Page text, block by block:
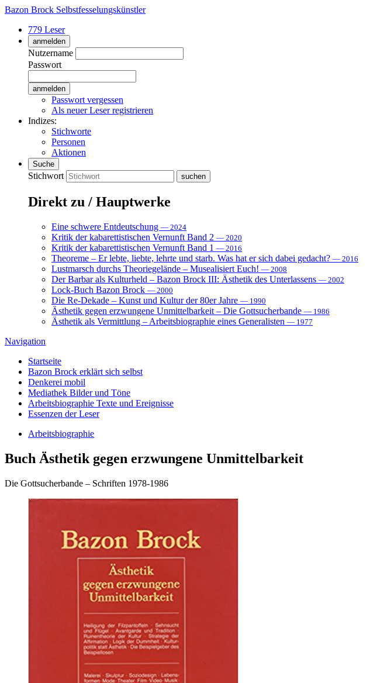
Bazon Brock Selbstfesselungskünstler
779 Leser
anmelden
Nutzername
Passwort
Passwort vergessen
Als neuer Leser registrieren
Indizes:
Stichworte
Personen
Aktionen
Suche
Stichwort
Direkt zu / Hauptwerke
Eine schwere Entdeutschung — 2024
Kritik der kabarettistischen Vernunft Band 2 — 2020
Kritik der kabarettistischen Vernunft Band 1 — 2016
Theoreme – Er lebte, liebte, lehrte und starb. Was hat er sich dabei gedacht? — 2016
Lustmarsch durchs Theoriegelände – Musealisiert Euch! — 2008
Der Barbar als Kulturheld – Bazon Brock III: Ästhetik des Unterlassens — 2002
Lock-Buch Bazon Brock — 2000
Die Re-Dekade – Kunst und Kultur der 80er Jahre — 1990
Ästhetik gegen erzwungene Unmittelbarkeit – Die Gottsucherbande — 1986
Ästhetik als Vermittlung – Arbeitsbiographie eines Generalisten — 1977
Navigation
Startseite
Bazon Brock erklärt sich selbst
Denkerei mobil
Mediathek Bilder und Töne
Arbeitsbiographie Texte und Ereignisse
Essenzen der Leser
Arbeitsbiographie
Buch Ästhetik gegen erzwungene Unmittelbarkeit
Die Gottsucherbande – Schriften 1978-1986